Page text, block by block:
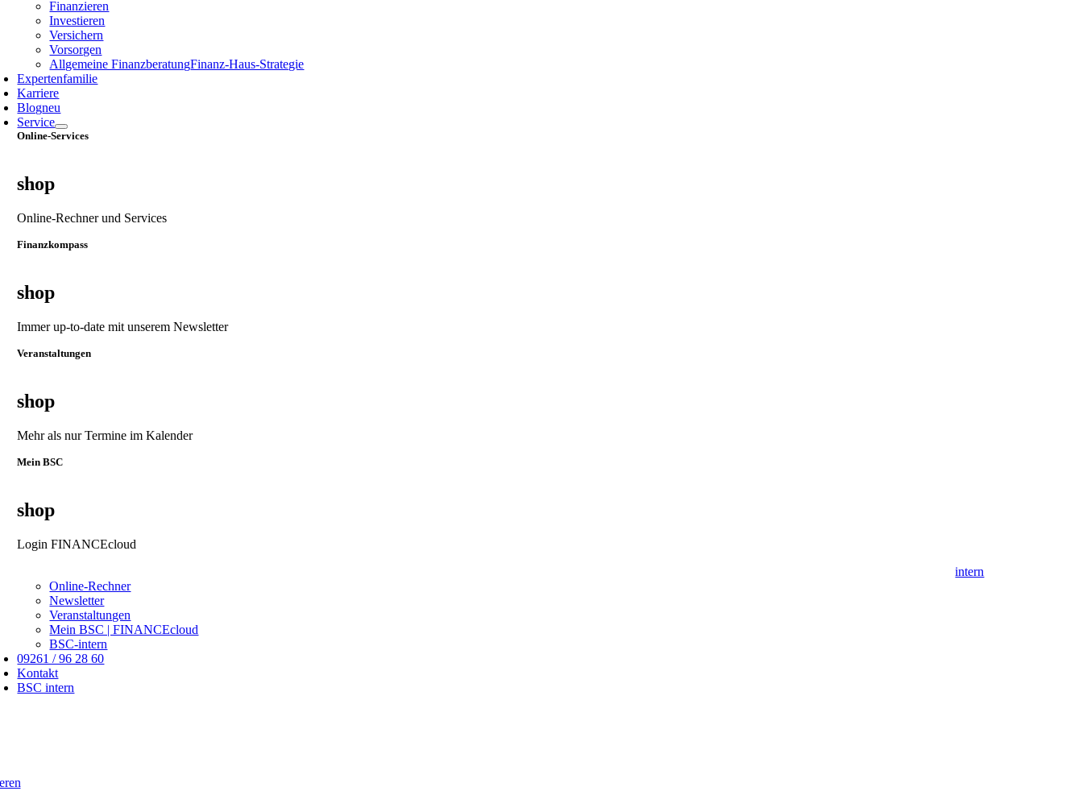
Finanzieren
Investieren
Versichern
Vorsorgen
Allgemeine FinanzberatungFinanz‑Haus‑Strategie
Expertenfamilie
Karriere
Blogneu
Service
Online-Services
shop
Online-Rechner und Services
Finanzkompass
shop
Immer up-to-date mit unserem Newsletter
Veranstaltungen
shop
Mehr als nur Termine im Kalender
Mein BSC
shop
Login FINANCEcloud
intern
Online-Rechner
Newsletter
Veranstaltungen
Mein BSC | FINANCEcloud
BSC-intern
09261 / 96 28 60
Kontakt
BSC intern